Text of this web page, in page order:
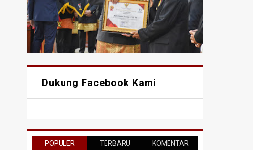
Dukung Facebook Kami
POPULER TERBARU KOMENTAR